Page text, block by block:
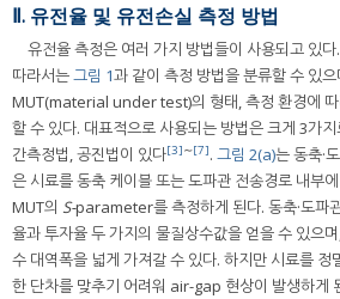
Ⅱ. 유전율 및 유전손실 측정 방법
유전율 측정은 여러 가지 방법들이 사용되고 있
따라서는그림 1과 같이 측정 방법을 분류할 수 있
MUT(material under test)의 형태, 측정 환경에
할 수 있다. 대표적으로 사용되는 방법은 크게 3가
간측정법, 공진법이 있다[3]∼[7]. 그림 2(a)는 동축·
은 시료를 동축 케이블 또는 도파관 전송경로 내부
MUT의 S-parameter를 측정하게 된다. 동축·도파
율과 투자율 두 가지의 물질상수값을 얻을 수 있으
수 대역폭을 넓게 가져갈 수 있다. 하지만 시료를 정
한 단차를 맞추기 어려워 air-gap 현상이 발생하게